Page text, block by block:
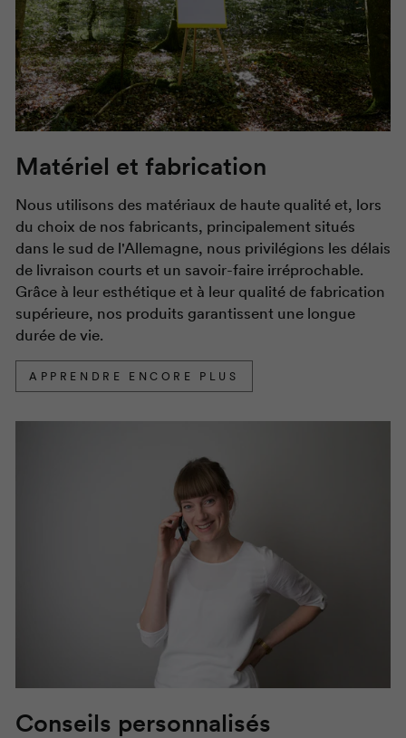
Matériel et fabrication
Nous utilisons des matériaux de haute qualité et, lors
du choix de nos fabricants, principalement situés
dans le sud de l'Allemagne, nous privilégions les délais
de livraison courts et un savoir-faire irréprochable.
Grâce à leur esthétique et à leur qualité de fabrication
supérieure, nos produits garantissent une longue
durée de vie.
APPRENDRE ENCORE PLUS
Conseils personnalisés